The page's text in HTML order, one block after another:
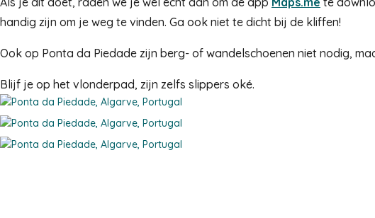
handig zijn om je weg te vinden. Ga ook niet te dicht bij de kliffen!
Ook op Ponta da Piedade zijn berg- of wandelschoenen niet nodig,
Blijf je op het vlonderpad, zijn zelfs slippers oké.